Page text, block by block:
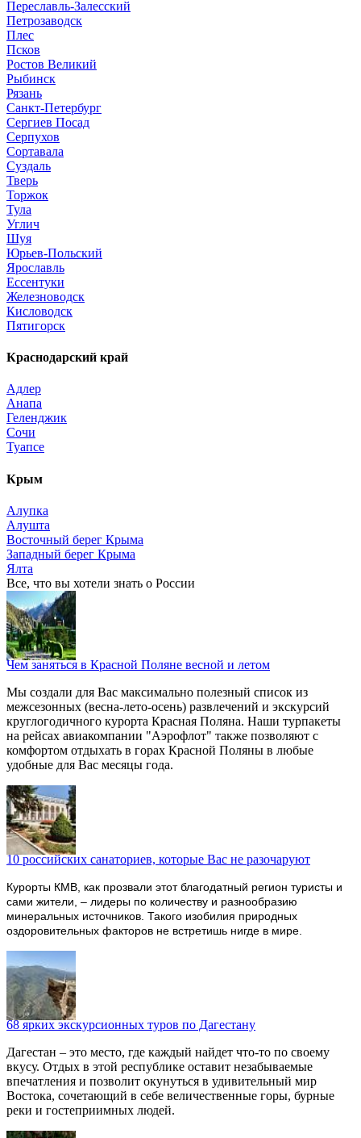
Переславль-Залесский
Петрозаводск
Плес
Псков
Ростов Великий
Рыбинск
Рязань
Санкт-Петербург
Сергиев Посад
Серпухов
Сортавала
Суздаль
Тверь
Торжок
Тула
Углич
Шуя
Юрьев-Польский
Ярославль
Ессентуки
Железноводск
Кисловодск
Пятигорск
Краснодарский край
Адлер
Анапа
Геленджик
Сочи
Туапсе
Крым
Алупка
Алушта
Восточный берег Крыма
Западный берег Крыма
Ялта
Все, что вы хотели знать o России
Чем заняться в Красной Поляне весной и летом
Мы создали для Вас максимально полезный список из
межсезонных (весна-лето-осень) развлечений и экскурсий
круглогодичного курорта Красная Поляна. Наши турпакеты
на рейсах авиакомпании "Аэрофлот" также позволяют с
комфортом отдыхать в горах Красной Поляны в любые
удобные для Вас месяцы года.
10 российских санаториев, которые Вас не разочаруют
Курорты КМВ, как прозвали этот благодатный регион туристы и
сами жители, – лидеры по количеству и разнообразию
минеральных источников. Такого изобилия природных
оздоровительных факторов не встретишь нигде в мире.
68 ярких экскурсионных туров по Дагестану
Дагестан – это место, где каждый найдет что-то по своему
вкусу. Отдых в этой республике оставит незабываемые
впечатления и позволит окунуться в удивительный мир
Востока, сочетающий в себе величественные горы, бурные
реки и гостеприимных людей.